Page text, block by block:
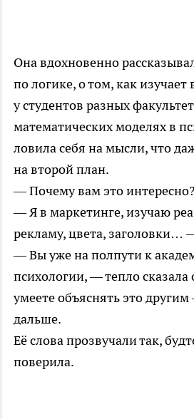
Она вдохновенно
по логике, о том, как изучает
у студентов разных
математических моделях в
ловила себя на мысли, что
на второй план.
— Почему вам это
— Я в маркетинге, изучаю
рекламу, цвета, заголовки…
— Вы уже на полпути к
психологии, — тепло
умеете объяснять это
дальше.
Её слова прозвучали так,
поверила.